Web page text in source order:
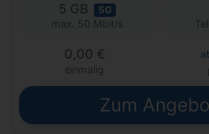
5 GB 5G
max. 50 Mbit/s
0,00 €
einmalig
Zum